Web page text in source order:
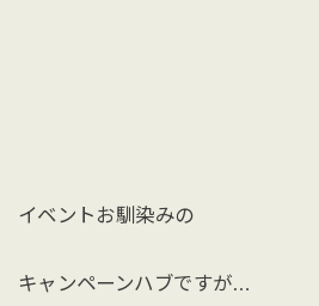
イベントお馴染みの
キャンペーンハブですが…